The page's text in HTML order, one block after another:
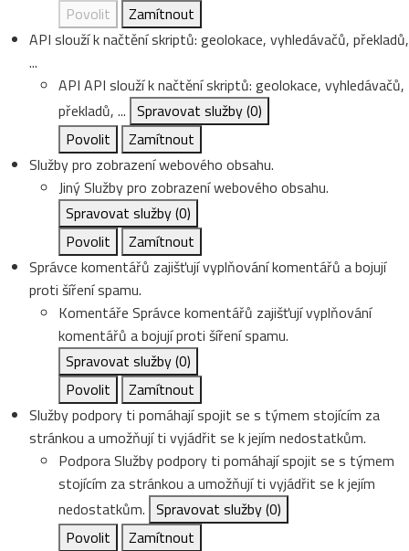
Povolit
Zamítnout
API slouží k načtění skriptů: geolokace, vyhledávačů, překladů,
...
API API slouží k načtění skriptů: geolokace, vyhledávačů,
překladů, ... Spravovat služby(0)
Povolit
Zamítnout
Služby pro zobrazení webového obsahu.
JinýSlužby pro zobrazení webového obsahu.
Spravovat služby(0)
Povolit
Zamítnout
Správce komentářů zajišťují vyplňování komentářů a bojují
proti šíření spamu.
Komentáře Správce komentářů zajišťují vyplňování
komentářů a bojují proti šíření spamu.
Spravovat služby(0)
Povolit
Zamítnout
Služby podpory ti pomáhají spojit se s týmem stojícím za
stránkou a umožňují ti vyjádřit se k jejím nedostatkům.
PodporaSlužby podpory ti pomáhají spojit se s týmem
stojícím za stránkou a umožňují ti vyjádřit se k jejím
nedostatkům. Spravovat služby(0)
Povolit
Zamítnout